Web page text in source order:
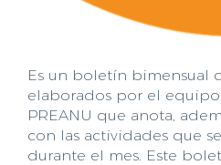
Es un boletín bimensual
elaborados por el
PREANU que anota,
con las actividades que
durante el mes. Este